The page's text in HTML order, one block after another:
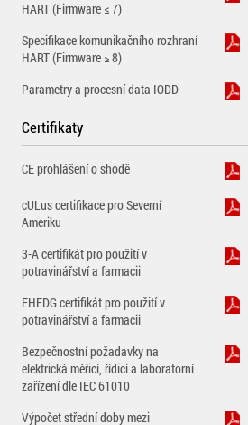
HART (Firmware ≤ 7)
Specifikace komunikačního rozhraní
HART (Firmware ≥ 8)
Parametry a procesní data IODD
Certifikaty
CE prohlášení o shodě
cULus certifikace pro Severní
Ameriku
3-A certifikát pro použití v
potravinářství a farmacii
EHEDG certifikát pro použití v
potravinářství a farmacii
Bezpečnostní požadavky na
elektrická měřicí, řídicí a laboratorní
zařízení dle IEC 61010
Výpočet střední doby mezi